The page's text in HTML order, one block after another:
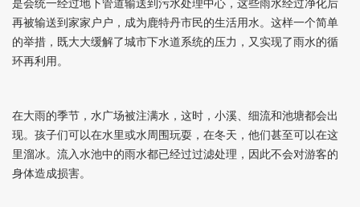
是会统一经过地下管道输送到污水处理中心，这些雨水经过净化后
再被输送到家家户户，成为鹿特丹市民的生活用水。这样一个简单
的举措，既大大缓解了城市下水道系统的压力，又实现了雨水的循
环再利用。
在大雨的季节，水广场被注满水，这时，小溪、细流和池塘都会出
现。孩子们可以在水里或水周围玩耍，在冬天，他们甚至可以在这
里溜冰。流入水池中的雨水都已经过过滤处理，因此不会对游客的
身体造成损害。